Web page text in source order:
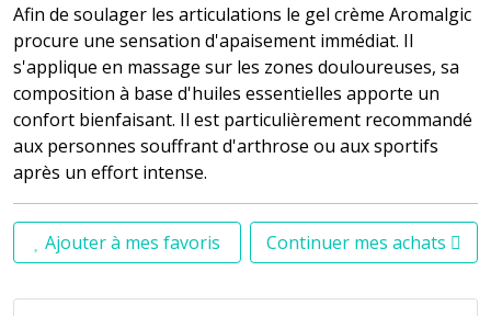
Afin de soulager les articulations le gel crème Aromalgic
procure une sensation d'apaisement immédiat. Il
s'applique en massage sur les zones douloureuses, sa
composition à base d'huiles essentielles apporte un
confort bienfaisant. Il est particulièrement recommandé
aux personnes souffrant d'arthrose ou aux sportifs
après un effort intense.
Ajouter à mes favoris Continuer mes achats